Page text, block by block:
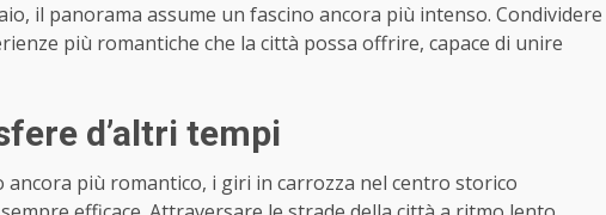
il panorama assume un fascino ancora più intenso. Condividere
più romantiche che la città possa offrire, capace di unire
d’altri tempi
ancora più romantico, i giri in carrozza nel centro storico